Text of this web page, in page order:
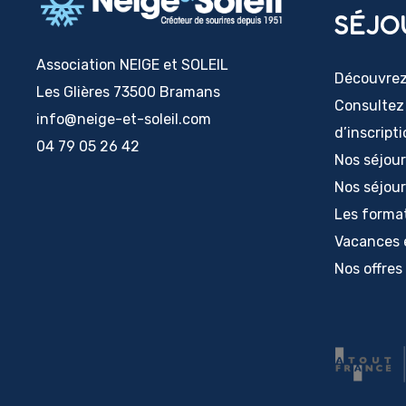
Association NEIGE et SOLEIL
Les Glières 73500 Bramans
info@neige-et-soleil.com
04 79 05 26 42
Nos
Nos
Les
Vacances
Nos